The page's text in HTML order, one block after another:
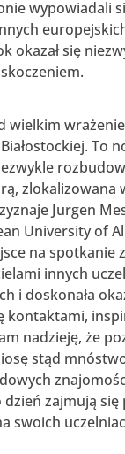
wypowiadali
okazał się
wielkim
To
zlokalizowana
Jurgen
University of
na spotkanie z
innych
i doskonała
kontaktami,
nadzieję, że
stąd
dzień zajmują
swoich